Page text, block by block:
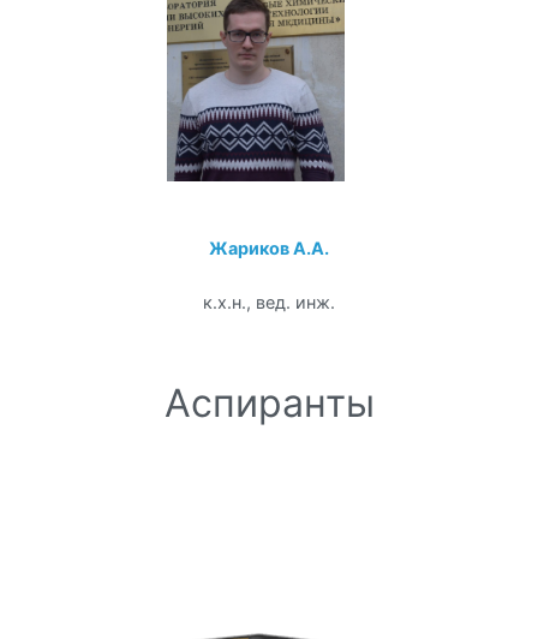
Жариков А.А.
к.х.н., вед. инж.
Аспиранты